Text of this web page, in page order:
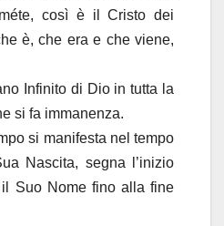
così è il Cristo dei
è, che era e che viene,
Infinito di Dio in tutta la
si fa immanenza.
si manifesta nel tempo
Nascita, segna l’inizio
il Suo Nome fino alla fine